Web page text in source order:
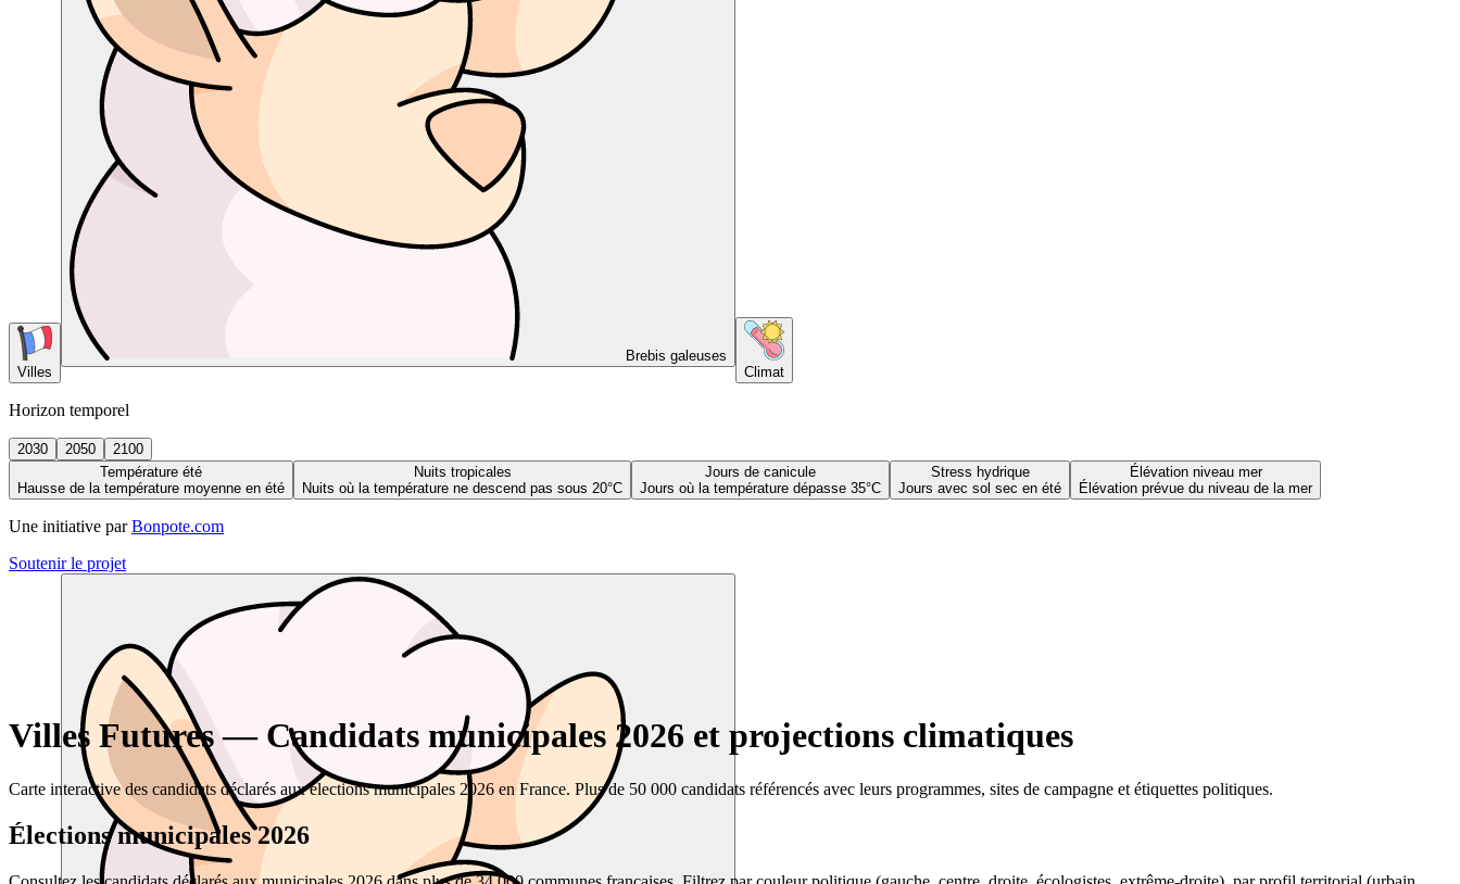
Villes
Brebis galeuses
Climat
Horizon temporel
2030 2050
2100
Température été
Hausse de la température moyenne en été
Nuits tropicales
Nuits où la température ne descend pas sous 20°C
Jours de canicule
Jours où la température dépasse 35°C
Stress hydrique
Jours avec sol sec en été
Élévation niveau mer
Élévation prévue du niveau de la mer
Une initiative par Bonpote.com
Soutenir le projet
Villes Futures — Candidats municipales 2026 et projections climatiques
Carte interactive des candidats déclarés aux élections municipales 2026 en France. Plus de 50 000 candidats référencés avec leurs programmes, sites de campagne et étiquettes politiques.
Élections municipales 2026